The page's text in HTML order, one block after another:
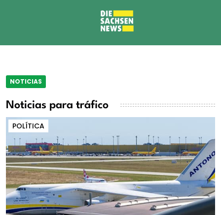
NOTICIAS
Noticias para tráfico
POLÍTICA